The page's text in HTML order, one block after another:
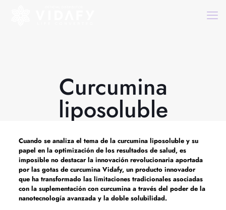
Curcumina
liposoluble
Cuando se analiza el tema de la curcumina liposolubley su
papel en la optimización de los resultados de salud, es
imposible no destacar la innovación revolucionaria aportada
por las gotas de curcumina Vidafy, un producto innovador
que ha transformado las limitaciones tradicionales asociadas
con la suplementación con curcumina a través del poder de la
nanotecnología avanzada y la doble solubilidad.